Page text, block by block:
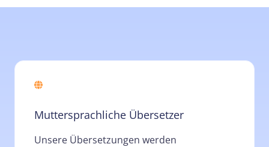
Muttersprachliche Übersetzer
Unsere Übersetzungen werden